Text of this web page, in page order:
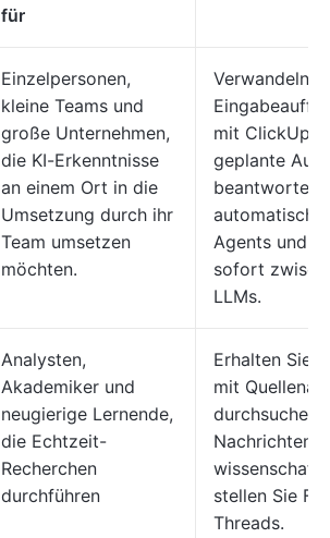
für
Einzelpersonen,
kleine Teams und
große Unternehmen,
die KI-Erkenntnisse
an einem Ort in die
Umsetzung durch ihr
Team umsetzen
möchten.
Verwandeln
mit ClickUp
geplante
beantworten
automatisch
Agents und
sofort
LLMs.
Analysten,
Akademiker und
neugierige Lernende,
die Echtzeit-
Recherchen
durchführen
Erhalten Sie
mit
durchsuchen
Nachrichten
stellen Sie
Threads.